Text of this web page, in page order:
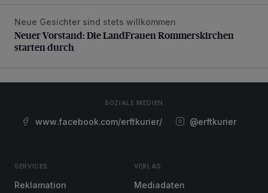
Neuer Vorstand: Die LandFrauen Rommerskirchen starten
Neue Gesichter sind stets willkommen
Neuer Vorstand: Die LandFrauen Rommerskirchen
starten durch
SOZIALE MEDIEN
www.facebook.com/erftkurier/ @erftkurier
SERVICES
Reklamation
VERLAG
Mediadaten